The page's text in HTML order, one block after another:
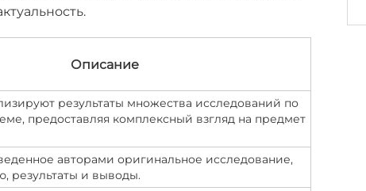
Описание
результаты множества исследований по
предоставляя комплексный взгляд на предмет
авторами оригинальное исследование,
результаты и выводы.